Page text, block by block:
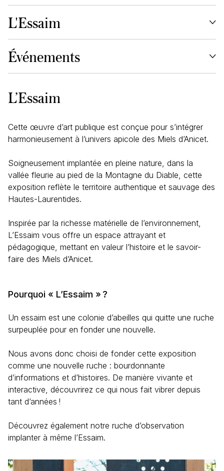
L'Essaim
Événements
L’Essaim
Cette œuvre d’art publique est conçue pour s’intégrer
harmonieusement à l’univers apicole des Miels d’Anicet.
Soigneusement implantée en pleine nature, dans la
vallée fleurie au pied de la Montagne du Diable, cette
exposition reflète le territoire authentique et sauvage des
Hautes-Laurentides.
Inspirée par la richesse matérielle de l’environnement,
L’Essaim vous offre un espace attrayant et
pédagogique, mettant en valeur l’histoire et le savoir-
faire des Miels d’Anicet.
Pourquoi « L’Essaim » ?
Un essaim est une colonie d’abeilles qui quitte une ruche
surpeuplée pour en fonder une nouvelle.
Nous avons donc choisi de fonder cette exposition
comme une nouvelle ruche : bourdonnante
d’informations et d’histoires. De manière vivante et
interactive, découvrirez ce qui nous fait vibrer depuis
tant d’années !
Découvrez également notre ruche d’observation
implanter à même l’Essaim.